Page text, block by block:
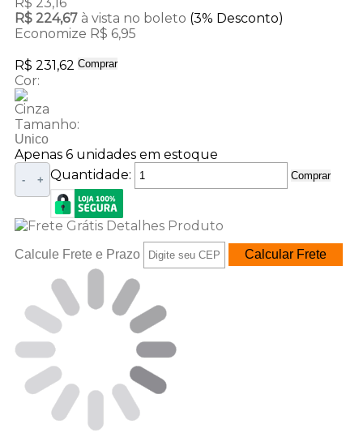
R$ 224,67 à vista no boleto (3% Desconto)
Economize R$ 6,95
R$ 231,62 Comprar
Cor:
Cinza
Tamanho:
Unico
Apenas 6 unidades em estoque
Quantidade:
- + Comprar
Calcule Frete e Prazo